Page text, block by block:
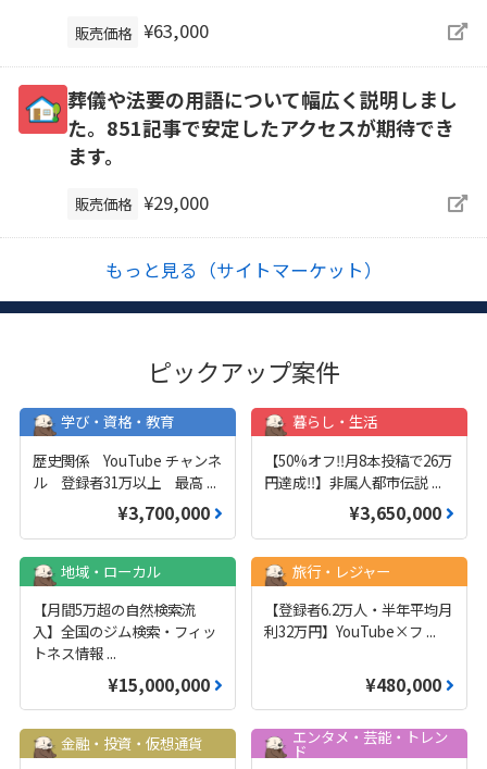
販売価格 ¥63,000
葬儀や法要の用語について幅広く説明しまし
た。851記事で安定したアクセスが期待でき
ます。
販売価格 ¥29,000
もっと見る（サイトマーケット）
ピックアップ案件
学び・資格・教育
歴史関係 YouTube チャンネ
ル 登録者31万以上 最高 ...
¥3,700,000
暮らし・生活
【50%オフ‼️月8本投稿で26万
円達成‼️】非属人都市伝説 ...
¥3,650,000
地域・ローカル
【月間5万超の自然検索流
入】全国のジム検索・フィッ
トネス情報 ...
¥15,000,000
旅行・レジャー
【登録者6.2万人・半年平均月
利32万円】YouTube×フ ...
¥480,000
金融・投資・仮想通貨
エンタメ・芸能・トレン
ド